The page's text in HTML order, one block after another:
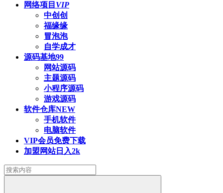
网络项目 VIP
中创创
福缘缘
冒泡泡
自学成才
源码基地99
网站源码
主题源码
小程序源码
游戏源码
软件仓库NEW
手机软件
电脑软件
VIP会员免费下载
加盟网站日入2k